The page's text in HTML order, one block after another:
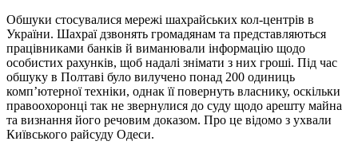
Обшуки стосувалися мережі шахрайських кол-центрів в
України. Шахраї дзвонять громадянам та представляються
працівниками банків й виманювали інформацію щодо
особистих рахунків, щоб надалі знімати з них гроші. Під час
обшуку в Полтаві було вилучено понад 200 одиниць
комп’ютерної техніки, однак її повернуть власнику, оскільки
правоохоронці так не звернулися до суду щодо арешту майна
та визнання його речовим доказом. Про це відомо з ухвали
Київського райсуду Одеси.